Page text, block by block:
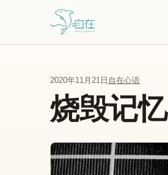
跳到主要内容
2020年11月21日 自在心语
烧毁记忆